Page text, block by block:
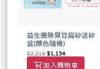
益生菌除臭豆腐砂送砂
盆(顏色隨機)
$2,219 $1,134
加入購物車